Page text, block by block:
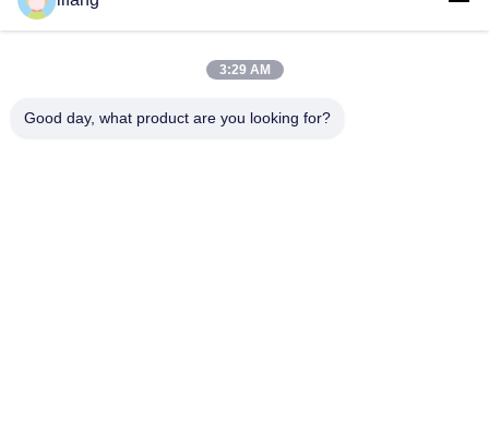
Visite D'usine
Contact
3:29 AM
Good day, what product are you looking for?